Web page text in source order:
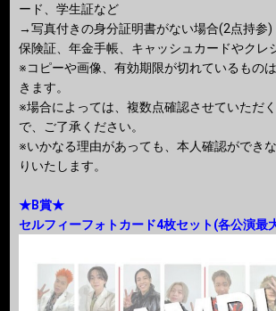
ード、学生証など
→写真付きの⾝分証明書がない場合(2点持参)
保険証、年金手帳、キャッシュカードやクレ
※コピーや画像、有効期限が切れているもの
きます。
※場合によっては、複数点確認させていただ
で、ご了承ください。
※いかなる理由があっても、本人確認ができ
りいたします。
★B賞★
セルフィーフォトカード4枚セット(各公演最